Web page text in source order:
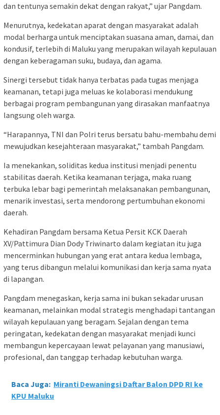
dan tentunya semakin dekat dengan rakyat,” ujar Pangdam.
Menurutnya, kedekatan aparat dengan masyarakat adalah
modal berharga untuk menciptakan suasana aman, damai, dan
kondusif, terlebih di Maluku yang merupakan wilayah kepulauan
dengan keberagaman suku, budaya, dan agama.
Sinergi tersebut tidak hanya terbatas pada tugas menjaga
keamanan, tetapi juga meluas ke kolaborasi mendukung
berbagai program pembangunan yang dirasakan manfaatnya
langsung oleh warga.
“Harapannya, TNI dan Polri terus bersatu bahu-membahu demi
mewujudkan kesejahteraan masyarakat,” tambah Pangdam.
Ia menekankan, soliditas kedua institusi menjadi penentu
stabilitas daerah. Ketika keamanan terjaga, maka ruang
terbuka lebar bagi pemerintah melaksanakan pembangunan,
menarik investasi, serta mendorong pertumbuhan ekonomi
daerah.
Kehadiran Pangdam bersama Ketua Persit KCK Daerah
XV/Pattimura Dian Dody Triwinarto dalam kegiatan itu juga
mencerminkan hubungan yang erat antara kedua lembaga,
yang terus dibangun melalui komunikasi dan kerja sama nyata
di lapangan.
Pangdam menegaskan, kerja sama ini bukan sekadar urusan
keamanan, melainkan modal strategis menghadapi tantangan
wilayah kepulauan yang beragam. Sejalan dengan tema
peringatan, kedekatan dengan masyarakat menjadi kunci
membangun kepercayaan lewat pelayanan yang manusiawi,
profesional, dan tanggap terhadap kebutuhan warga.
Baca Juga: Miranti Dewaningsi Daftar Balon DPD RI ke
KPU Maluku